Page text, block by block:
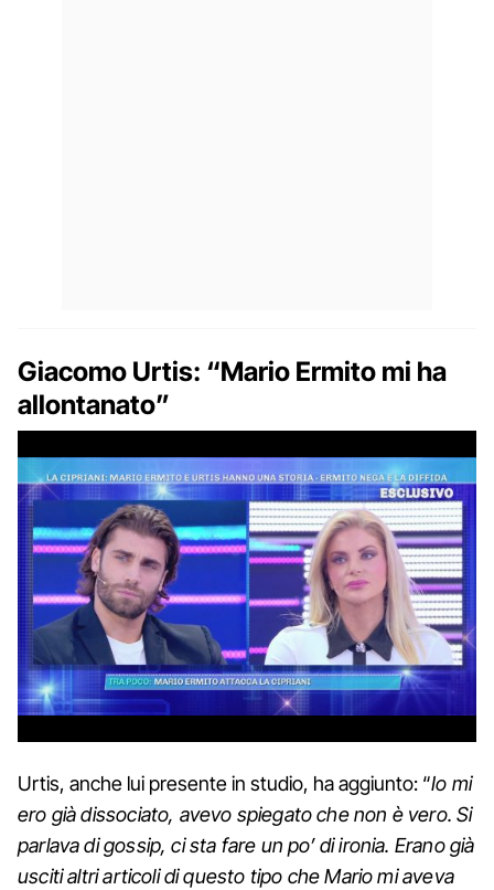
Giacomo Urtis: “Mario Ermito mi ha
allontanato”
Urtis, anche lui presente in studio, ha aggiunto: “Io mi
ero già dissociato, avevo spiegato che non è vero. Si
parlava di gossip, ci sta fare un po’ di ironia. Erano già
usciti altri articoli di questo tipo che Mario mi aveva